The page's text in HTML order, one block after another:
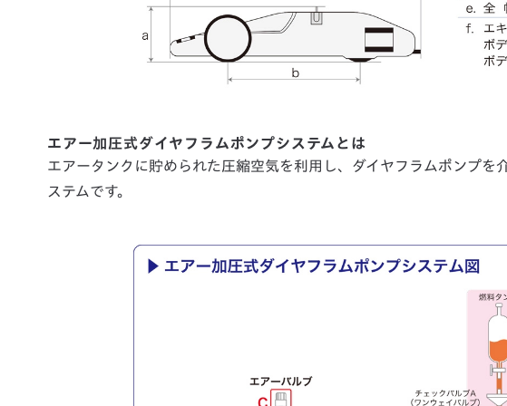
エアー加圧式ダイヤフラムポンプシステムとは
エアータンクに貯められた圧縮空気を利用し、ダイヤフラムポンプ
ステムです。